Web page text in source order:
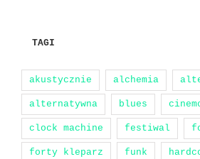
TAGI
akustycznie alchemia
alternatywna blues
clock machine festiwal
forty kleparz funk